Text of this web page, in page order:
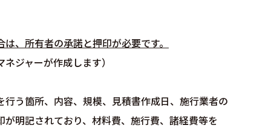
、所有者の承諾と押印が必要です。
ネジャーが作成します）
う箇所、内容、規模、見積書作成日、施行業者の
明記されており、材料費、施行費、諸経費等を